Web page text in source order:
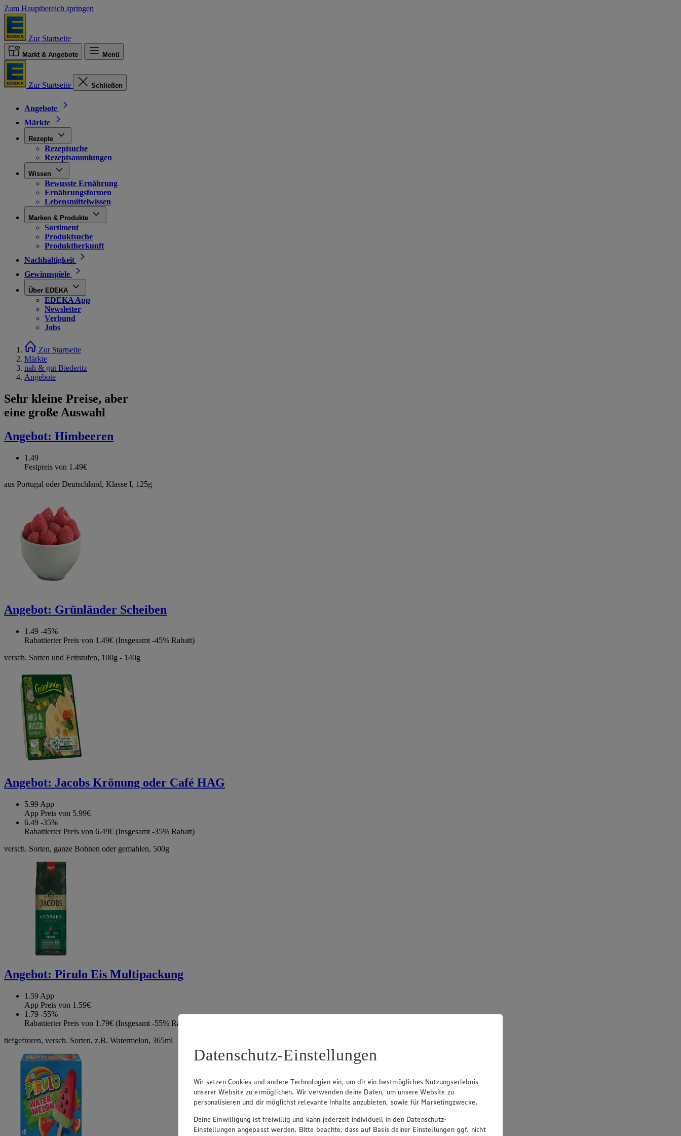
Zum Hauptbereich springen
Zur Startseite
Markt & Angebote Menü
Zur Startseite Schließen
Angebote
Märkte
Rezepte
Rezeptsuche
Rezeptsammlungen
Wissen
Bewusste Ernährung
Ernährungsformen
Lebensmittelwissen
Marken & Produkte
Sortiment
Produktsuche
Produktherkunft
Nachhaltigkeit
Gewinnspiele
Über EDEKA
EDEKA App
Newsletter
Verbund
Jobs
Zur Startseite
Märkte
nah & gut Biederitz
Angebote
Sehr kleine Preise, aber
eine große Auswahl
Angebot: Himbeeren
1.49
Festpreis von 1.49€
aus Portugal oder Deutschland, Klasse I, 125g
Angebot: Grünländer Scheiben
1.49 -45%
Rabattierter Preis von 1.49€ (Insgesamt -45% Rabatt)
versch. Sorten und Fettstufen, 100g - 140g
Angebot: Jacobs Krönung oder Café HAG
5.99 App
App Preis von 5.99€
6.49 -35%
Rabattierter Preis von 6.49€ (Insgesamt -35% Rabatt)
versch. Sorten, ganze Bohnen oder gemahlen, 500g
Angebot: Pirulo Eis Multipackung
1.59 App
App Preis von 1.59€
1.79 -55%
Rabattierter Preis von 1.79€ (Insgesamt -55% Rabatt)
tiefgefroren, versch. Sorten, z.B. Watermelon, 365ml
Datenschutz-Einstellungen
Wir setzen Cookies und andere Technologien ein, um dir ein bestmögliches Nutzungserlebnis
unserer Website zu ermöglichen. Wir verwenden deine Daten, um unsere Website zu
personalisieren und dir möglichst relevante Inhalte anzubieten, sowie für Marketingzwecke.
Deine Einwilligung ist freiwillig und kann jederzeit individuell in den Datenschutz-
Einstellungen angepasst werden. Bitte beachte, dass auf Basis deiner Einstellungen ggf. nicht